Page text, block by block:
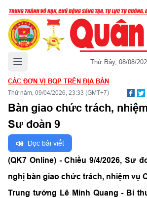
Mở menu chính Thứ Bảy, 08/08/
CÁC ĐƠN VỊ BQP TRÊN ĐỊA BÀN
Thứ năm, 09/04/2026, 23:33 (GMT+7)
Bàn giao chức trách,
Sư đoàn 9
Đọc bài viết
(QK7 Online) - Chiều 9/4/2026, Sư
nghị bàn giao chức trách, nhiệm vụ
Trung tướng Lê Minh Quang - Bí